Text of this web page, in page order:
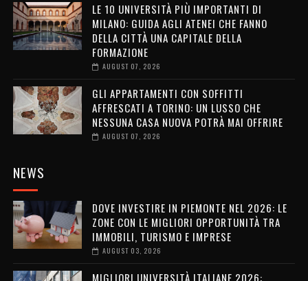
LE 10 UNIVERSITÀ PIÙ IMPORTANTI DI
MILANO: GUIDA AGLI ATENEI CHE FANNO
DELLA CITTÀ UNA CAPITALE DELLA
FORMAZIONE
AUGUST 07, 2026
GLI APPARTAMENTI CON SOFFITTI
AFFRESCATI A TORINO: UN LUSSO CHE
NESSUNA CASA NUOVA POTRÀ MAI OFFRIRE
AUGUST 07, 2026
NEWS
DOVE INVESTIRE IN PIEMONTE NEL 2026: LE
ZONE CON LE MIGLIORI OPPORTUNITÀ TRA
IMMOBILI, TURISMO E IMPRESE
AUGUST 03, 2026
MIGLIORI UNIVERSITÀ ITALIANE 2026: